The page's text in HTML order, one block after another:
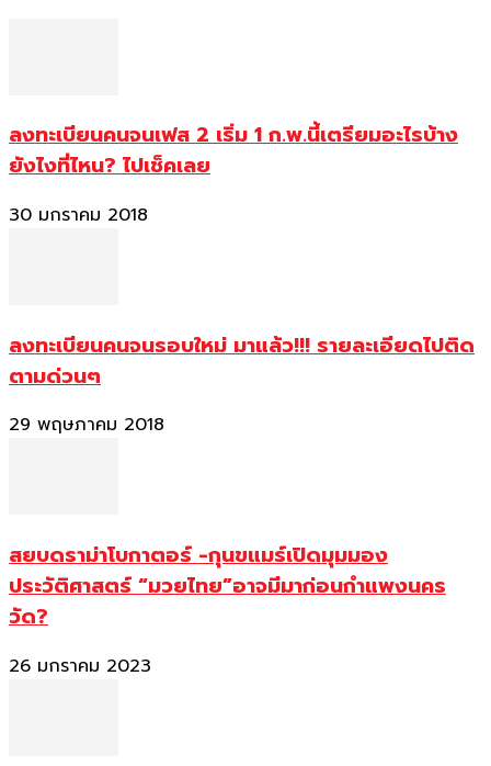
ลงทะเบียนคนจนเฟส 2 เริ่ม 1 ก.พ.นี้เตรียมอะไรบ้าง
ยังไงที่ไหน? ไปเช็คเลย
30 มกราคม 2018
ลงทะเบียนคนจนรอบใหม่ มาแล้ว!!! รายละเอียดไปติด
ตามด่วนๆ
29 พฤษภาคม 2018
สยบดราม่าโบกาตอร์ -กุนขแมร์เปิดมุมมอง
ประวัติศาสตร์ “มวยไทย”อาจมีมาก่อนกำแพงนคร
วัด?
26 มกราคม 2023